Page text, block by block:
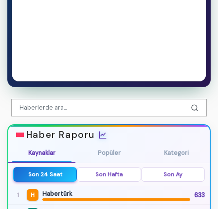
Haber Raporu
Kaynaklar Popüler Kategori
Son 24 Saat Son Hafta Son Ay
1 H Habertürk 633